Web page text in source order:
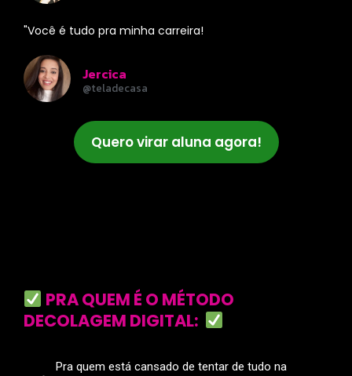
"Você é tudo pra minha carreira!
Jercica
@teladecasa
Quero virar aluna agora!
PRA QUEM É O MÉTODO
DECOLAGEM DIGITAL:
Pra quem está cansado de tentar de tudo na